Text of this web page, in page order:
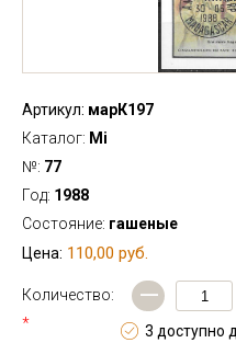
Артикул: марК197
Каталог: Mi
№: 77
Год: 1988
Состояние: гашеные
Цена: 110,00 руб.
Количество:
*
—
3 доступно